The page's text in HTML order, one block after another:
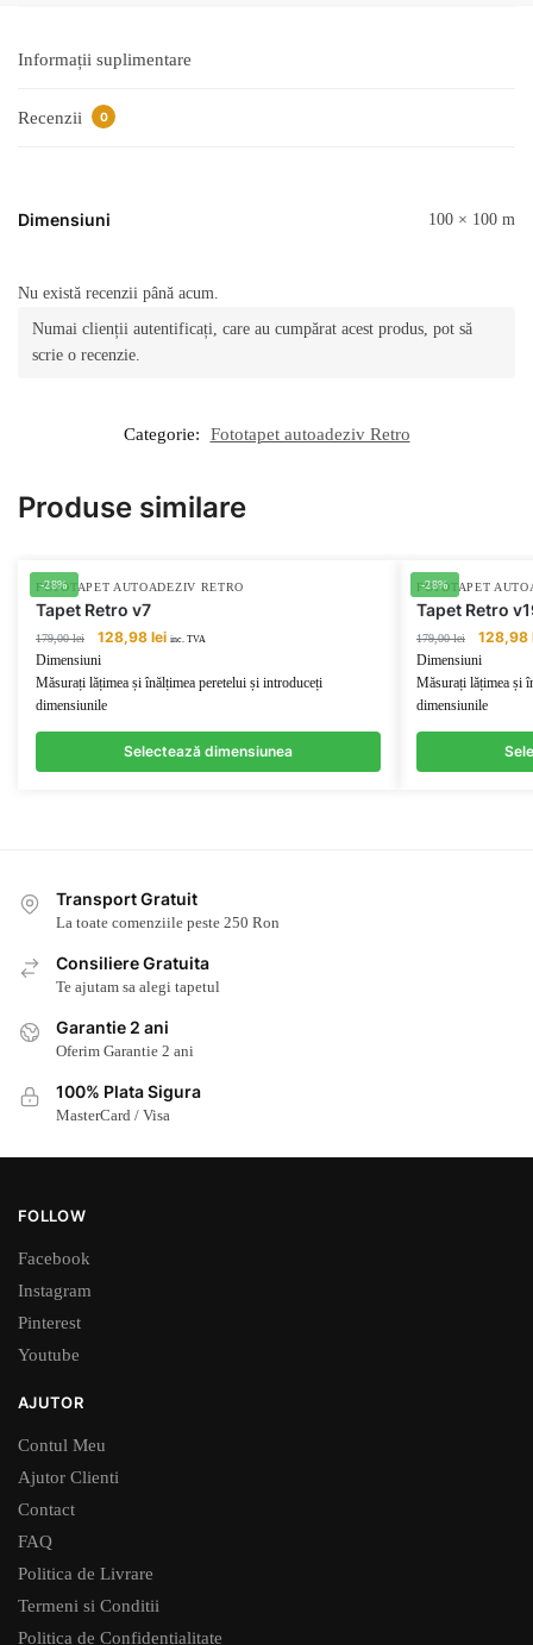
Informații suplimentare
Recenzii 0
Dimensiuni 100 × 100 m
Nu există recenzii până acum.
Numai clienții autentificați, care au cumpărat acest produs, pot să
scrie o recenzie.
Categorie: Fototapet autoadeziv Retro
Produse similare
-28%
FOTOTAPET AUTOADEZIV RETRO
Tapet Retro v7
179,00lei
Prețul
inițial
a
fost:
128,98 leiPrețul
este:
inc. TVA
Dimensiuni
Măsurați lățimea și înălțimea peretelui și introduceți
dimensiunile
Selectează dimensiunea
-28%
FOTOTAPET
Tapet Retro
179,00lei
Prețul
inițial
a
fost:
128,98
Dimensiuni
Măsurați lățimea și
dimensiunile
Transport Gratuit
La toate comenziile peste 250 Ron
Consiliere Gratuita
Te ajutam sa alegi tapetul
Garantie 2 ani
Oferim Garantie 2 ani
100% Plata Sigura
MasterCard / Visa
FOLLOW
Facebook
Instagram
Pinterest
Youtube
AJUTOR
Contul Meu
Ajutor Clienti
Contact
FAQ
Politica de Livrare
Termeni si Conditii
Politica de Confidentialitate